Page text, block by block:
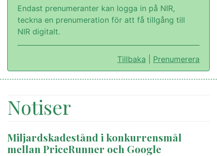
Endast prenumeranter kan logga in på NIR,
teckna en prenumeration för att få tillgång till
NIR digitalt.
Tillbaka Prenumerera
Notiser
Miljardskadestånd i konkurrensmål
mellan PriceRunner och Google